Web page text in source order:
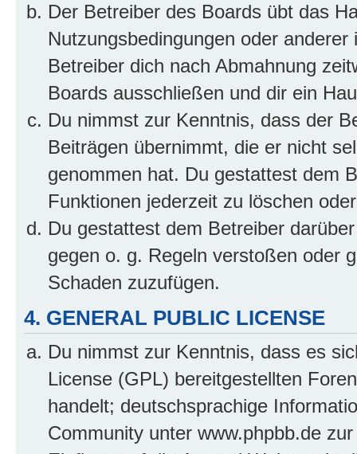
Der Betreiber des Boards übt das
Nutzungsbedingungen oder
Betreiber dich nach Abmahnung
Boards ausschließen und dir ein
Du nimmst zur Kenntnis, dass der
Beiträgen übernimmt, die er nicht
genommen hat. Du gestattest dem
Funktionen jederzeit zu löschen
Du gestattest dem Betreiber
gegen o. g. Regeln verstoßen oder
Schaden zuzufügen.
4. GENERAL PUBLIC LICENSE
Du nimmst zur Kenntnis, dass es
License (GPL) bereitgestellten
handelt; deutschsprachige
Community unter www.phpbb.de